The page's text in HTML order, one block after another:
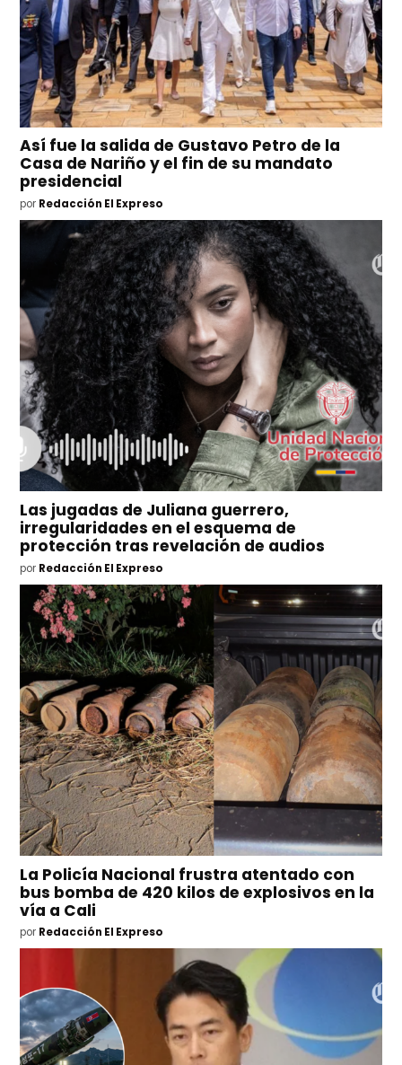
Así fue la salida de Gustavo Petro de la
Casa de Nariño y el fin de su mandato
presidencial
por Redacción El Expreso
Las jugadas de Juliana guerrero,
irregularidades en el esquema de
protección tras revelación de audios
por Redacción El Expreso
La Policía Nacional frustra atentado con
bus bomba de 420 kilos de explosivos en la
vía a Cali
por Redacción El Expreso